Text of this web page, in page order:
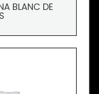
BLANC DE